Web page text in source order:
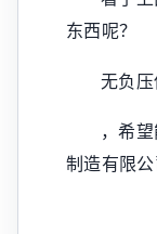
东西呢？
无负压
，希
制造有限公